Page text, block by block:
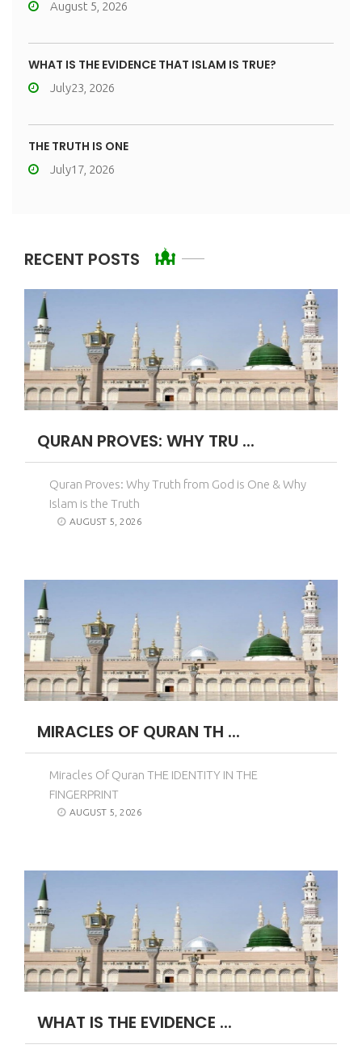
August 5, 2026
WHAT IS THE EVIDENCE THAT ISLAM IS TRUE?
July23, 2026
THE TRUTH IS ONE
July17, 2026
RECENT POSTS
QURAN PROVES: WHY TRU ...
Quran Proves: Why Truth from God is One & Why
Islam is the Truth
AUGUST 5, 2026
MIRACLES OF QURAN TH ...
Miracles Of Quran THE IDENTITY IN THE
FINGERPRINT
AUGUST 5, 2026
WHAT IS THE EVIDENCE ...